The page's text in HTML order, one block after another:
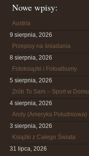
Nowe wpisy:
Austria
9 sierpnia, 2026
Przepisy na śniadania
8 sierpnia, 2026
Fotoksiążki i Fotoalbumy
5 sierpnia, 2026
Zrób To Sam – Sport w Domu
4 sierpnia, 2026
Andy (Ameryka Południowa)
3 sierpnia, 2026
Książki z Całego Świata
31 lipca, 2026